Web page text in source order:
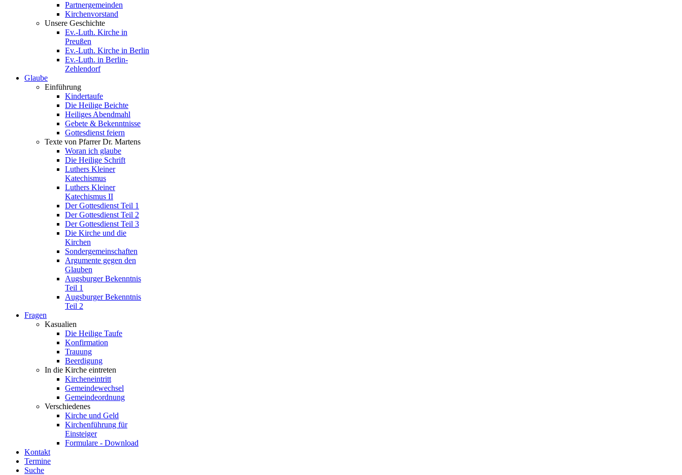
Partnergemeinden
Kirchenvorstand
Unsere Geschichte
Ev.-Luth. Kirche in
Preußen
Ev.-Luth. Kirche in Berlin
Ev.-Luth. in Berlin-
Zehlendorf
Glaube
Einführung
Kindertaufe
Die Heilige Beichte
Heiliges Abendmahl
Gebete & Bekenntnisse
Gottesdienst feiern
Texte von Pfarrer Dr. Martens
Woran ich glaube
Die Heilige Schrift
Luthers Kleiner
Katechismus
Luthers Kleiner
Katechismus II
Der Gottesdienst Teil 1
Der Gottesdienst Teil 2
Der Gottesdienst Teil 3
Die Kirche und die
Kirchen
Sondergemeinschaften
Argumente gegen den
Glauben
Augsburger Bekenntnis
Teil 1
Augsburger Bekenntnis
Teil 2
Fragen
Kasualien
Die Heilige Taufe
Konfirmation
Trauung
Beerdigung
In die Kirche eintreten
Kircheneintritt
Gemeindewechsel
Gemeindeordnung
Verschiedenes
Kirche und Geld
Kirchenführung für
Einsteiger
Formulare - Download
Kontakt
Termine
Suche